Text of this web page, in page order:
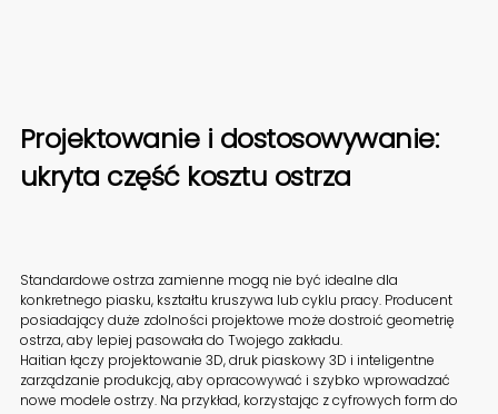
Projektowanie i dostosowywanie:
ukryta część kosztu ostrza
Standardowe ostrza zamienne mogą nie być idealne dla
konkretnego piasku, kształtu kruszywa lub cyklu pracy. Producent
posiadający duże zdolności projektowe może dostroić geometrię
ostrza, aby lepiej pasowała do Twojego zakładu.
Haitian łączy projektowanie 3D, druk piaskowy 3D i inteligentne
zarządzanie produkcją, aby opracowywać i szybko wprowadzać
nowe modele ostrzy. Na przykład, korzystając z cyfrowych form do